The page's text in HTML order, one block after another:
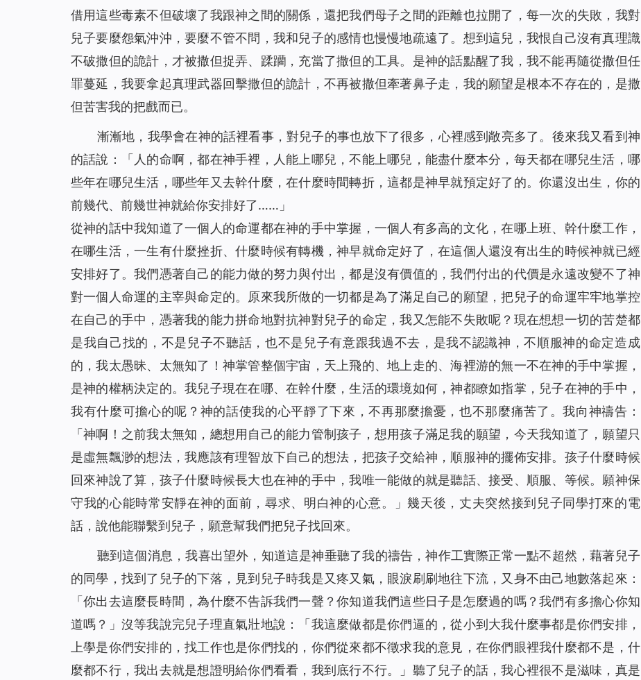
借用這些毒素不但破壞了我跟神之間的關係，還把我們母子之間的距離也拉開了，每一次的失敗，我對
兒子要麼怨氣沖沖，要麼不管不問，我和兒子的感情也慢慢地疏遠了。想到這兒，我恨自己沒有真理識
不破撒但的詭計，才被撒但捉弄、蹂躪，充當了撒但的工具。是神的話點醒了我，我不能再隨從撒但任
罪蔓延，我要拿起真理武器回擊撒但的詭計，不再被撒但牽著鼻子走，我的願望是根本不存在的，是撒
但苦害我的把戲而已。
漸漸地，我學會在神的話裡看事，對兒子的事也放下了很多，心裡感到敞亮多了。後來我又看到神
的話說：「 人的命啊，都在神手裡，人能上哪兒，不能上哪兒，能盡什麼本分，每天都在哪兒生活，哪
些年在哪兒生活，哪些年又去幹什麼，在什麼時間轉折，這都是神早就預定好了的。你還沒出生，你的
前幾代、前幾世神就給你安排好了……」
從神的話中我知道了一個人的命運都在神的手中掌握，一個人有多高的文化，在哪上班、幹什麼工作，
在哪生活，一生有什麼挫折、什麼時候有轉機，神早就命定好了，在這個人還沒有出生的時候神就已經
安排好了。我們憑著自己的能力做的努力與付出，都是沒有價值的，我們付出的代價是永遠改變不了神
對一個人命運的主宰與命定的。原來我所做的一切都是為了滿足自己的願望，把兒子的命運牢牢地掌控
在自己的手中，憑著我的能力拼命地對抗神對兒子的命定，我又怎能不失敗呢？現在想想一切的苦楚都
是我自己找的，不是兒子不聽話，也不是兒子有意跟我過不去，是我不認識神，不順服神的命定造成
的，我太愚昧、太無知了！神掌管整個宇宙，天上飛的、地上走的、海裡游的無一不在神的手中掌握，
是神的權柄決定的。我兒子現在在哪、在幹什麼，生活的環境如何，神都瞭如指掌，兒子在神的手中，
我有什麼可擔心的呢？神的話使我的心平靜了下來，不再那麼擔憂，也不那麼痛苦了。我向神禱告：
「神啊！之前我太無知，總想用自己的能力管制孩子，想用孩子滿足我的願望，今天我知道了，願望只
是虛無飄渺的想法，我應該有理智放下自己的想法，把孩子交給神，順服神的擺佈安排。孩子什麼時候
回來神說了算，孩子什麼時候長大也在神的手中，我唯一能做的就是聽話、接受、順服、等候。願神保
守我的心能時常安靜在神的面前，尋求、明白神的心意。」幾天後，丈夫突然接到兒子同學打來的電
話，說他能聯繫到兒子，願意幫我們把兒子找回來。
聽到這個消息，我喜出望外，知道這是神垂聽了我的禱告，神作工實際正常一點不超然，藉著兒子
的同學，找到了兒子的下落，見到兒子時我是又疼又氣，眼淚刷刷地往下流，又身不由己地數落起來：
「你出去這麼長時間，為什麼不告訴我們一聲？你知道我們這些日子是怎麼過的嗎？我們有多擔心你知
道嗎？」沒等我說完兒子理直氣壯地說：「我這麼做都是你們逼的，從小到大我什麼事都是你們安排，
上學是你們安排的，找工作也是你們找的，你們從來都不徵求我的意見，在你們眼裡我什麼都不是，什
麼都不行，我出去就是想證明給你們看看，我到底行不行。」聽了兒子的話，我心裡很不是滋味，真是